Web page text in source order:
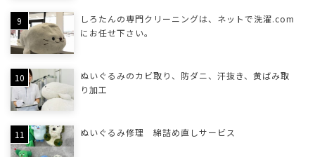
しろたんの専門クリーニングは、ネットで洗濯.com
にお任せ下さい。
ぬいぐるみのカビ取り、防ダニ、汗抜き、黄ばみ取
り加工
ぬいぐるみ修理 綿詰め直しサービス